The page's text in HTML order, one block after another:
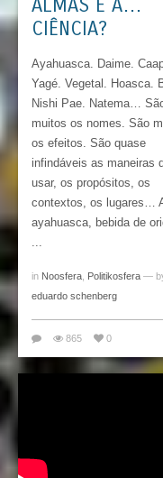
ALMAS E A…
CIÊNCIA?
Ayahuasca. Daime.
Yagé. Vegetal. Hoasca.
Nishi Pae. Natema…
muitos os nomes. São
os efeitos. São quase
infindáveis as maneiras
usar, os propósitos, os
contextos, os lugares…
ayahuasca, bebida de
in Noosfera Politikosfera —
eduardo schenberg
865 0